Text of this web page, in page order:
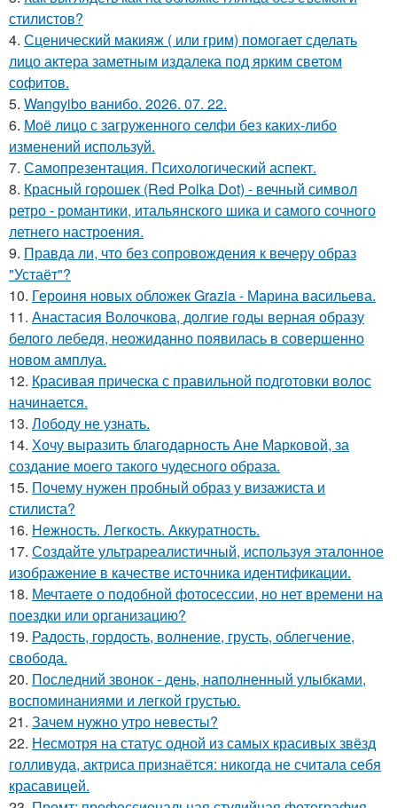
стилистов?
4. Сценический макияж ( или грим) помогает сделать
лицо актера заметным издалека под ярким светом
софитов.
5. Wangyibo ванибо. 2026. 07. 22.
6. Моё лицо с загруженного селфи без каких-либо
изменений используй.
7. Самопрезентация. Психологический аспект.
8. Красный горошек (Red Polka Dot) - вечный символ
ретро - романтики, итальянского шика и самого сочного
летнего настроения.
9. Правда ли, что без сопровождения к вечеру образ
"Устаёт"?
10. Героиня новых обложек Grazia - Марина васильева.
11. Анастасия Волочкова, долгие годы верная образу
белого лебедя, неожиданно появилась в совершенно
новом амплуа.
12. Красивая прическа с правильной подготовки волос
начинается.
13. Лободу не узнать.
14. Хочу выразить благодарность Ане Марковой, за
создание моего такого чудесного образа.
15. Почему нужен пробный образ у визажиста и
стилиста?
16. Нежность. Легкость. Аккуратность.
17. Создайте ультрареалистичный, используя эталонное
изображение в качестве источника идентификации.
18. Мечтаете о подобной фотосессии, но нет времени на
поездки или организацию?
19. Радость, гордость, волнение, грусть, облегчение,
свобода.
20. Последний звонок - день, наполненный улыбками,
воспоминаниями и легкой грустью.
21. Зачем нужно утро невесты?
22. Несмотря на статус одной из самых красивых звёзд
голливуда, актриса признаётся: никогда не считала себя
красавицей.